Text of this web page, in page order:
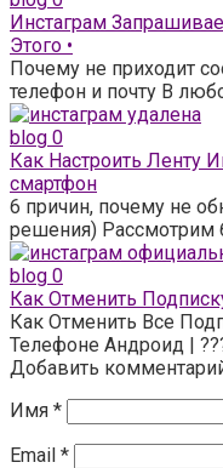
Инстаграм
Этого •
Почему не приходит
телефон и почту В
blog 0
Как Настроить Ленту
смартфон
6 причин, почему не
решения) Рассмотрим
blog 0
Как Отменить
Как Отменить Все
Телефоне Андроид |
Добавить
Имя *
Email *